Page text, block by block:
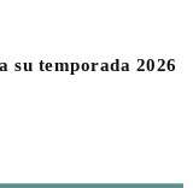
su temporada 2026